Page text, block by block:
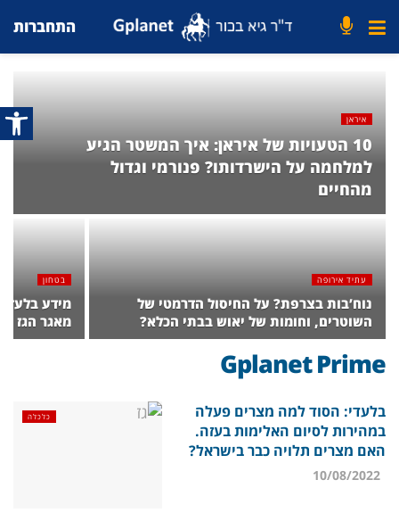
פתח
התחברות
איראן
10 הטעויות של איראן: איך המשטר הגיע
למלחמה על הישרדותו? פנורמי וגדול
מהחיים
עתיד אירופה
נוח’בות בצרפת? על החיסול הדרמטי של
השוטרים, וחומות של יאוש בבתי הכלא?
בטחון
מידע
מאגר הגז
Gplanet Prime
כלכלה
בלעדי: הסוד למה מצרים פעלה
במהירות לסיום האלימות בעזה.
האם מצרים תלויה כבר בישראל?